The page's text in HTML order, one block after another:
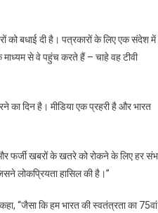
को बधाई दी है। पत्रकारों के लिए एक संदेश में
माध्यम से वे पहुंच करते हैं – चाहे वह टीवी
का दिन है। मीडिया एक प्रहरी है और भारत
फर्जी खबरों के खतरे को रोकने के लिए हर
लोकप्रियता हासिल की है।’’
‘‘जैसा कि हम भारत की स्वतंत्रता का 75वां